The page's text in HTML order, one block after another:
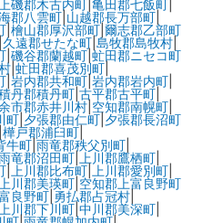
上磯郡木古内町| 亀田郡七飯町|
郡八雲町| 山越郡長万部町|
| 檜山郡厚沢部町| 爾志郡乙部町
久遠郡せたな町| 島牧郡島牧村|
| 磯谷郡蘭越町| 虻田郡ニセコ町
| 虻田郡喜茂別町|
| 岩内郡共和町| 岩内郡岩内町|
丹郡積丹町| 古平郡古平町|
市郡赤井川村| 空知郡南幌町|
町| 夕張郡由仁町| 夕張郡長沼町
樺戸郡浦臼町|
牛町| 雨竜郡秩父別町|
竜郡沼田町| 上川郡鷹栖町|
| 上川郡比布町| 上川郡愛別町|
上川郡美瑛町| 空知郡上富良野町
良野町| 勇払郡占冠村|
上川郡下川町| 中川郡美深町|